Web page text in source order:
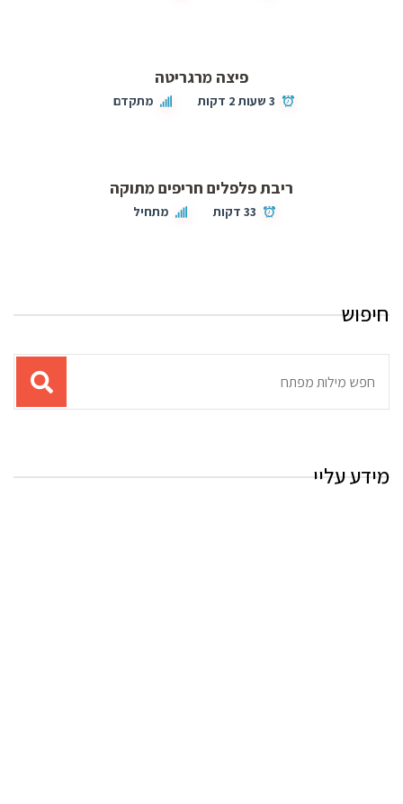
פיצה מרגריטה
3 שעות 2 דקות מתקדם
ריבת פלפלים חריפים מתוקה
33 דקות מתחיל
חיפוש
עבור
מידע עליי